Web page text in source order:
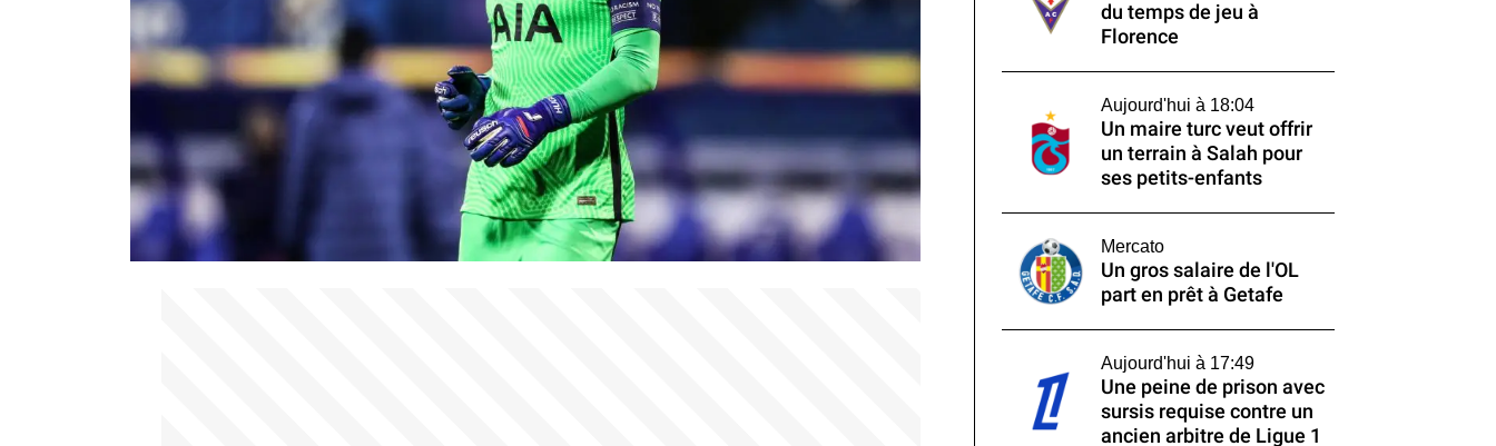
du temps de jeu à
Florence
Aujourd'hui à 18:04
Un maire turc veut offrir
un terrain à Salah pour
ses petits-enfants
Mercato
Un gros salaire de l'OL
part en prêt à Getafe
Aujourd'hui à 17:49
Une peine de prison avec
sursis requise contre un
ancien arbitre de Ligue 1